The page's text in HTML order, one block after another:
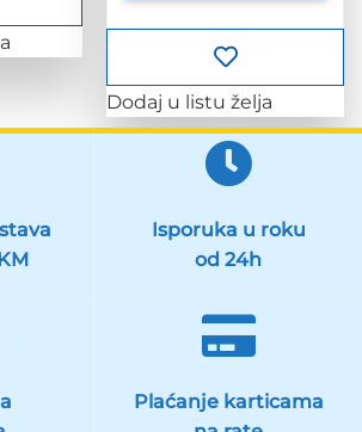
Dodaj u listu želja
Isporuka u roku
od 24h
Plaćanje karticama